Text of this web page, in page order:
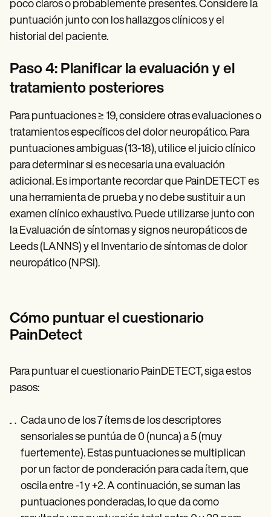
poco claros o probablemente presentes. Considere la
puntuación junto con los hallazgos clínicos y el
historial del paciente.
Paso 4: Planificar la evaluación y el
tratamiento posteriores
Para puntuaciones ≥ 19, considere otras evaluaciones o
tratamientos específicos del dolor neuropático. Para
puntuaciones ambiguas (13-18), utilice el juicio clínico
para determinar si es necesaria una evaluación
adicional. Es importante recordar que PainDETECT es
una herramienta de prueba y no debe sustituir a un
examen clínico exhaustivo. Puede utilizarse junto con
la Evaluación de síntomas y signos neuropáticos de
Leeds (LANNS) y el Inventario de síntomas de dolor
neuropático (NPSI).
Cómo puntuar el cuestionario
PainDetect
Para puntuar el cuestionario PainDETECT, siga estos
pasos:
Cada uno de los 7 ítems de los descriptores
sensoriales se puntúa de 0 (nunca) a 5 (muy
fuertemente). Estas puntuaciones se multiplican
por un factor de ponderación para cada ítem, que
oscila entre -1 y +2. A continuación, se suman las
puntuaciones ponderadas, lo que da como